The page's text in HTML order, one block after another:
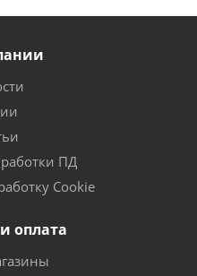
ПД
Cookie
оплата